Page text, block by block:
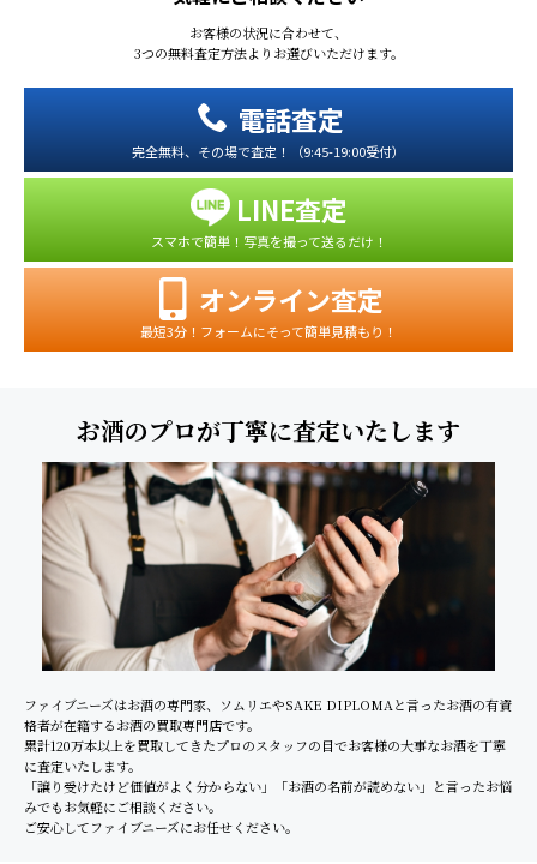
お客様の状況に合わせて、
3つの無料査定方法よりお選びいただけます。
電話査定
完全無料、その場で査定！（9:45-19:00受付）
LINE査定
スマホで簡単！写真を撮って送るだけ！
オンライン査定
最短3分！フォームにそって簡単見積もり！
お酒のプロが丁寧に査定いたします
ファイブニーズはお酒の専門家、ソムリエやSAKE DIPLOMAと言ったお酒の有資
格者が在籍するお酒の買取専門店です。
累計120万本以上を買取してきたプロのスタッフの目でお客様の大事なお酒を丁寧
に査定いたします。
「譲り受けたけど価値がよく分からない」「お酒の名前が読めない」と言ったお悩
みでもお気軽にご相談ください。
ご安心してファイブニーズにお任せください。